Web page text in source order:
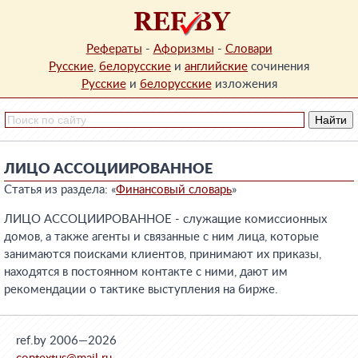
Рефераты - Афоризмы - Словари
Русские, белорусские и английские сочинения
Русскиеи белорусскиеизложения
ЛИЦО АССОЦИИРОВАННОЕ
Статья из раздела: «Финансовый словарь»
ЛИЦО АССОЦИИРОВАННОЕ - служащие комиссионных
домов, а также агенты и связанные с ним лица, которые
занимаются поисками клиентов, принимают их приказы,
находятся в постоянном контакте с ними, дают им
рекомендации о тактике выступления на бирже.
ref.by 2006—2026